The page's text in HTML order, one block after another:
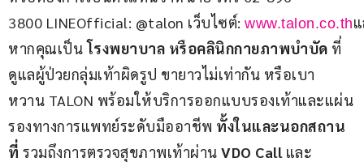
3800 LINEOfficial: @talon เว็บไซต์: www.talon.co.th
หากคุณเป็น โรงพยาบาล หรือคลินิกกายภาพบำบัด ที่
ดูแลผู้ป่วยกลุ่มเท้าผิดรูป ขายาวไม่เท่ากัน หรือเบา
หวาน TALON พร้อมให้บริการออกแบบรองเท้าและแผ่น
รองทางการแพทย์ระดับมืออาชีพ ทั้งในและนอกสถาน
ที่ รวมถึงการตรวจสุขภาพเท้าผ่าน VDO Call และ